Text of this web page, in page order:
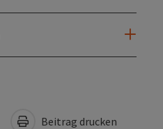
Beitrag drucken